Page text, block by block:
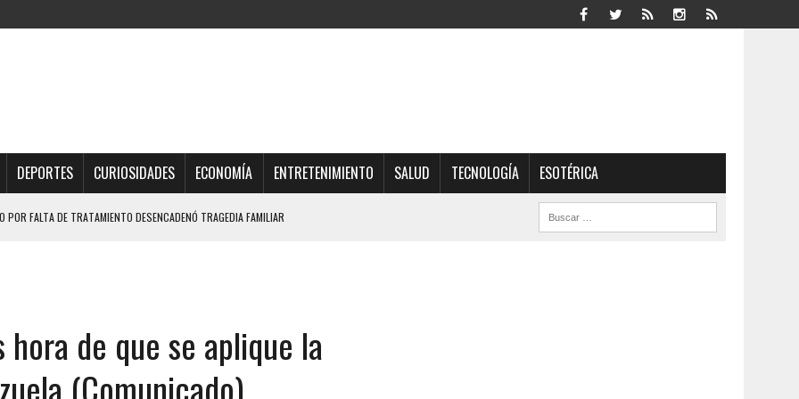
DEPORTES CURIOSIDADES ECONOMÍA ENTRETENIMIENTO SALUD TECNOLOGÍA ESOTÉRICA
FALTA DE TRATAMIENTO DESENCADENÓ TRAGEDIA FAMILIAR
A MANOS DE VARIOS DE ELLOS EN MATURÍN
CARACAS CON MÁS DE 20 PERSONAS ADENTRO
de que se aplique la
(Comunicado)